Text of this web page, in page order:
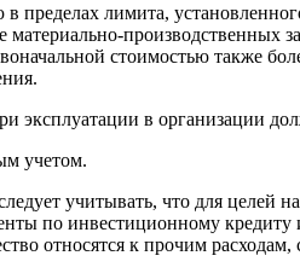
пределах лимита,
материально-
стоимостью также
эксплуатации в организации
учетом.
учитывать, что для
по инвестиционному
относятся к прочим